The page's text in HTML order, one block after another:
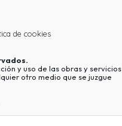
de cookies
y uso de las obras y servicios
otro medio que se juzgue